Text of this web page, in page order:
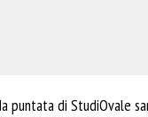
puntata di StudiOvale